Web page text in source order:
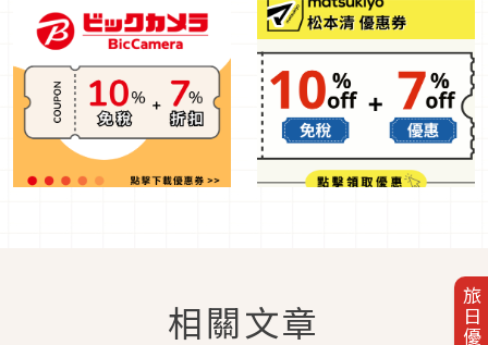
相關文章